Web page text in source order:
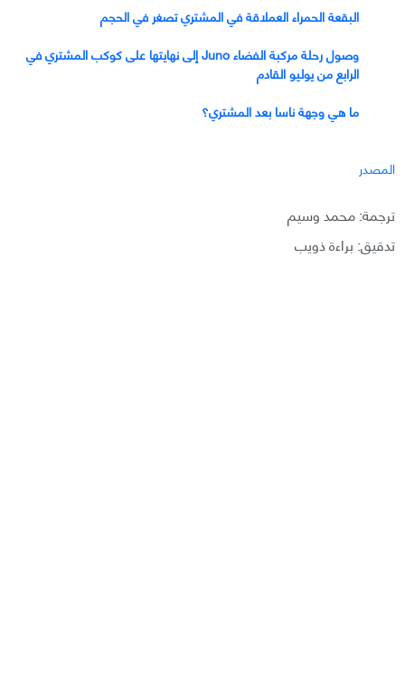
البقعة الحمراء العملاقة في المشتري تصغر في الحجم
وصول رحلة مركبة الفضاء Juno إلى نهايتها على كوكب المشتري في
الرابع من يوليو القادم
ما هي وجهة ناسا بعد المشتري؟
المصدر
ترجمة: محمد وسيم
تدقيق: براءة ذويب